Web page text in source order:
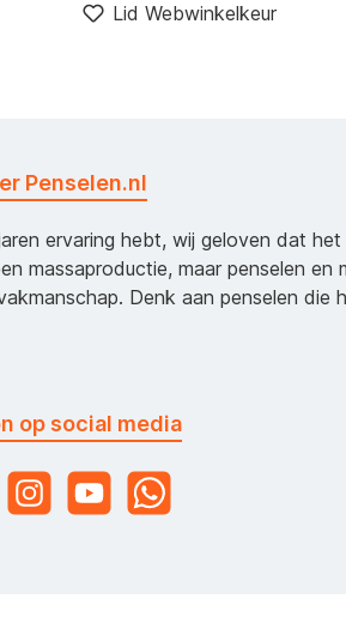
Lid Webwinkelkeur
Penselen.nl
ervaring hebt, wij geloven dat
massaproductie, maar penselen
Denk aan penselen
op social media